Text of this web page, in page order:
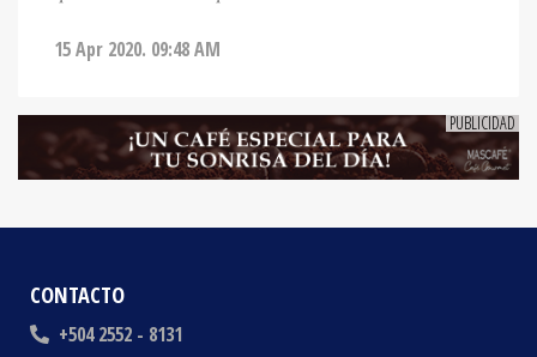
CONTACTO
+504 2552 - 8131